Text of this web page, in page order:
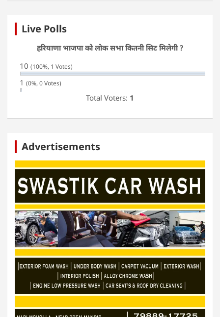
Live Polls
हरियाणा भाजपा को लोक सभा कितनी सिट मिलेगी ?
10 (100%, 1 Votes)
1 (0%, 0 Votes)
Total Voters: 1
Advertisements